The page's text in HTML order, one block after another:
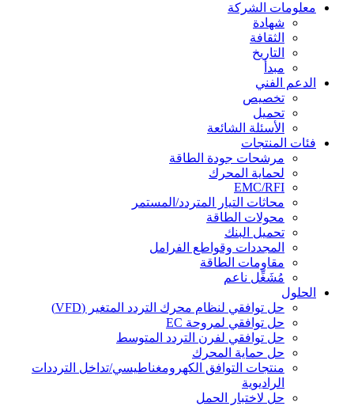
معلومات الشركة
شهادة
الثقافة
التاريخ
مبدأ
الدعم الفني
تخصيص
تحميل
الأسئلة الشائعة
فئات المنتجات
مرشحات جودة الطاقة
لحماية المحرك
EMC/RFI
محاثات التيار المتردد/المستمر
محولات الطاقة
تحميل البنك
المجددات وقواطع الفرامل
مقاومات الطاقة
مُشَغِّل ناعم
الحلول
حل توافقي لنظام محرك التردد المتغير (VFD)
حل توافقي لمروحة EC
حل توافقي لفرن التردد المتوسط
حل حماية المحرك
منتجات التوافق الكهرومغناطيسي/تداخل الترددات
الراديوية
حل لاختبار الحمل